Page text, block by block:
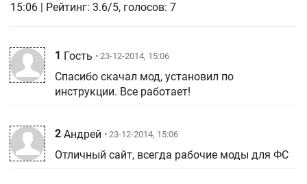
15:06
| Рейтинг: 3.6/5, голосов: 7
1 Гость • 23-12-2014, 15:06
Спасибо скачал мод, установил по
инструкции. Все работает!
2 Андрей • 23-12-2014, 15:06
Отличный сайт, всегда рабочие моды для ФС